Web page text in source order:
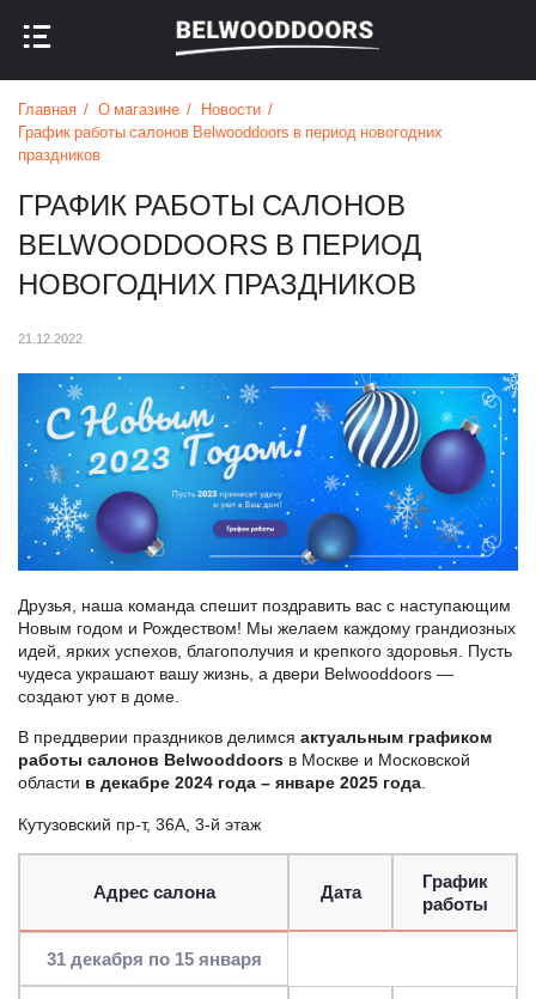
НАЗАД В МЕНЮ
НАЗАД В МЕНЮ
Главная О магазине
Новости
График работы салонов Belwooddoors в период новогодних
праздников
ГРАФИК РАБОТЫ САЛОНОВ
BELWOODDOORS В ПЕРИОД
НОВОГОДНИХ ПРАЗДНИКОВ
21.12.2022
Друзья, наша команда спешит поздравить вас с наступающим
Новым годом и Рождеством! Мы желаем каждому грандиозных
идей, ярких успехов, благополучия и крепкого здоровья. Пусть
чудеса украшают вашу жизнь, а двери Belwooddoors —
создают уют в доме.
В преддверии праздников делимся актуальным графиком
работы салонов Belwooddoors в Москве и Московской
области в декабре 2024 года – январе 2025 года.
Кутузовский пр-т, 36А, 3-й этаж
Адрес салона Дата
График
работы
31 декабря по 15 января